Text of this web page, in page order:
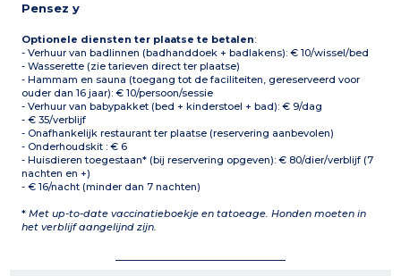
Pensez y
Optionele diensten ter plaatse te betalen:
- Verhuur van badlinnen (badhanddoek + badlakens): € 10/wissel/bed
- Wasserette (zie tarieven direct ter plaatse)
- Hammam en sauna (toegang tot de faciliteiten, gereserveerd voor
ouder dan 16 jaar): € 10/persoon/sessie
- Verhuur van babypakket (bed + kinderstoel + bad): € 9/dag
- € 35/verblijf
- Onafhankelijk restaurant ter plaatse (reservering aanbevolen)
- Onderhoudskit : € 6
- Huisdieren toegestaan* (bij reservering opgeven): € 80/dier/verblijf (7
nachten en +)
- € 16/nacht (minder dan 7 nachten)
*Met up-to-date vaccinatieboekje en tatoeage. Honden moeten in
het verblijf aangelijnd zijn.